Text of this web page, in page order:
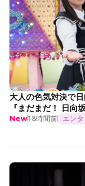
大人の色気対決で
『まだまだ！ 日向
New18時間前 エンタ